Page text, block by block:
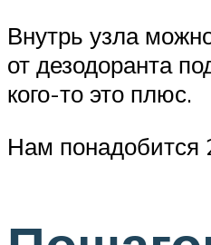
Внутрь узла
от дезодоранта
кого-то это плюс.
Нам понадобится